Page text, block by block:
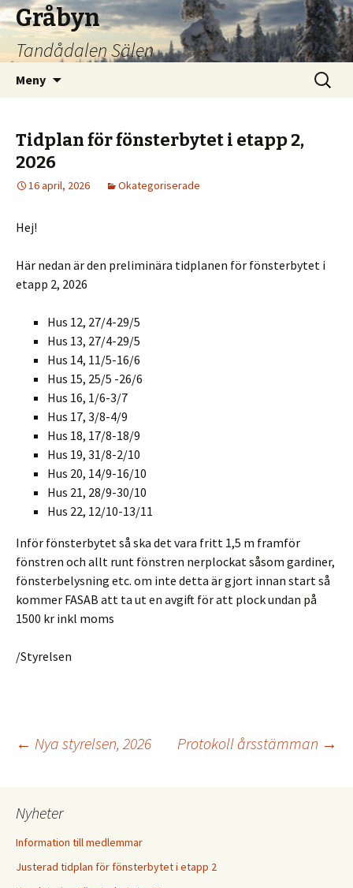
Gråbyn
Tandådalen Sälen
Meny
Sök
efter:
Tidplan för fönsterbytet i etapp 2,
2026
16 april, 2026 Okategoriserade
Hej!
Här nedan är den preliminära tidplanen för fönsterbytet i
etapp 2, 2026
Hus 12, 27/4-29/5
Hus 13, 27/4-29/5
Hus 14, 11/5-16/6
Hus 15, 25/5 -26/6
Hus 16, 1/6-3/7
Hus 17, 3/8-4/9
Hus 18, 17/8-18/9
Hus 19, 31/8-2/10
Hus 20, 14/9-16/10
Hus 21, 28/9-30/10
Hus 22, 12/10-13/11
Inför fönsterbytet så ska det vara fritt 1,5 m framför
fönstren och allt runt fönstren nerplockat såsom gardiner,
fönsterbelysning etc. om inte detta är gjort innan start så
kommer FASAB att ta ut en avgift för att plock undan på
1500 kr inkl moms
/Styrelsen
← Nya styrelsen, 2026 Protokoll årsstämman →
Nyheter
Information till medlemmar
Justerad tidplan för fönsterbytet i etapp 2